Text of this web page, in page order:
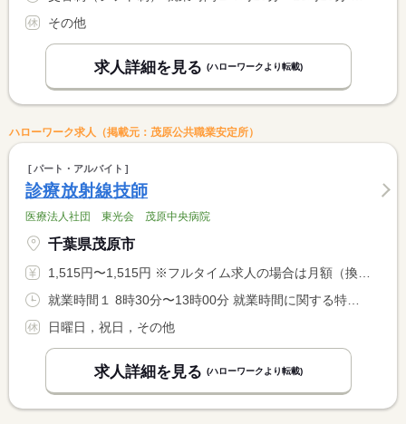
その他
求人詳細を見る (ハローワークより転載)
ハローワーク求人（掲載元：茂原公共職業安定所）
パート・アルバイト
診療放射線技師
医療法人社団 東光会 茂原中央病院
千葉県茂原市
1,515円〜1,515円 ※フルタイム求人の場合は月額（換算額）、パート求人の場合は時間額を表示しています。
日曜日，祝日，その他
求人詳細を見る (ハローワークより転載)